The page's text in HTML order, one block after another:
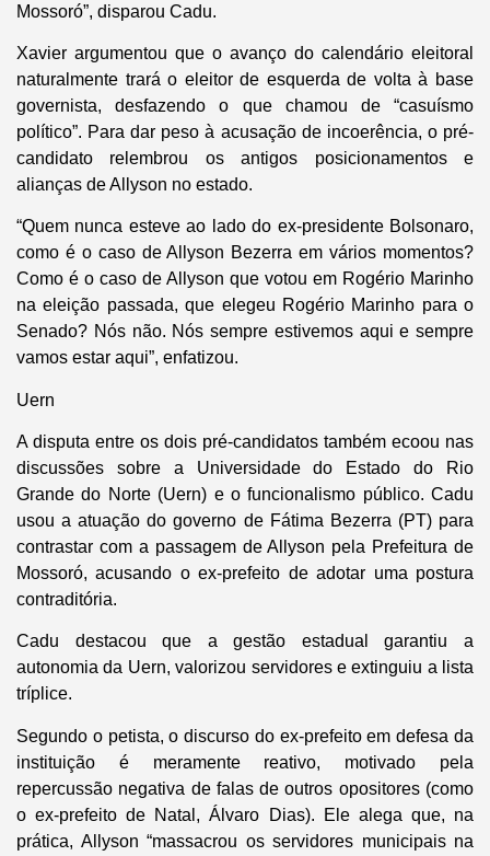
Mossoró”, disparou Cadu.
Xavier argumentou que o avanço do calendário eleitoral
naturalmente trará o eleitor de esquerda de volta à base
governista, desfazendo o que chamou de “casuísmo
político”. Para dar peso à acusação de incoerência, o pré-
candidato relembrou os antigos posicionamentos e
alianças de Allyson no estado.
“Quem nunca esteve ao lado do ex-presidente Bolsonaro,
como é o caso de Allyson Bezerra em vários momentos?
Como é o caso de Allyson que votou em Rogério Marinho
na eleição passada, que elegeu Rogério Marinho para o
Senado? Nós não. Nós sempre estivemos aqui e sempre
vamos estar aqui”, enfatizou.
Uern
A disputa entre os dois pré-candidatos também ecoou nas
discussões sobre a Universidade do Estado do Rio
Grande do Norte (Uern) e o funcionalismo público. Cadu
usou a atuação do governo de Fátima Bezerra (PT) para
contrastar com a passagem de Allyson pela Prefeitura de
Mossoró, acusando o ex-prefeito de adotar uma postura
contraditória.
Cadu destacou que a gestão estadual garantiu a
autonomia da Uern, valorizou servidores e extinguiu a lista
tríplice.
Segundo o petista, o discurso do ex-prefeito em defesa da
instituição é meramente reativo, motivado pela
repercussão negativa de falas de outros opositores (como
o ex-prefeito de Natal, Álvaro Dias). Ele alega que, na
prática, Allyson “massacrou os servidores municipais na